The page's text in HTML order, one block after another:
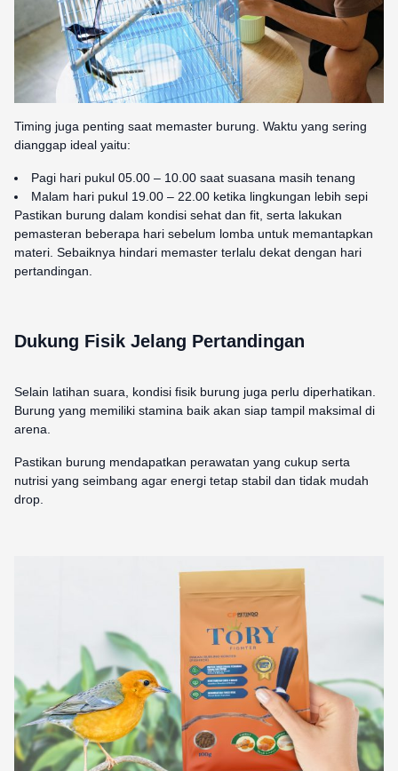
Timing juga penting saat memaster burung. Waktu yang sering
dianggap ideal yaitu:
Pagi hari pukul 05.00 – 10.00 saat suasana masih tenang
Malam hari pukul 19.00 – 22.00 ketika lingkungan lebih sepi
Pastikan burung dalam kondisi sehat dan fit, serta lakukan
pemasteran beberapa hari sebelum lomba untuk memantapkan
materi. Sebaiknya hindari memaster terlalu dekat dengan hari
pertandingan.
Dukung Fisik Jelang Pertandingan
Selain latihan suara, kondisi fisik burung juga perlu diperhatikan.
Burung yang memiliki stamina baik akan siap tampil maksimal di
arena.
Pastikan burung mendapatkan perawatan yang cukup serta
nutrisi yang seimbang agar energi tetap stabil dan tidak mudah
drop.